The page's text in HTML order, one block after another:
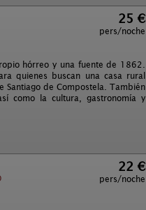
25 €
pers/noche
hórreo y una fuente de 1862.
quienes buscan una casa rural
de Compostela. También
como la cultura, gastronomía y
22 €
pers/noche